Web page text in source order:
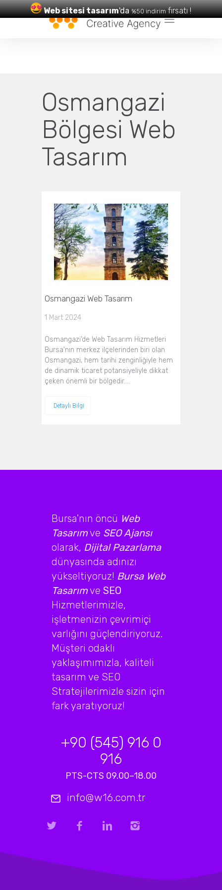
Web sitesi tasarım'da %50 indirim fırsatı !
Web TasarımveSEOHizmetleri
Osmangazi
Bölgesi Web
Tasarım
Osmangazi Web Tasarım
1 Mart 2024
Osmangazi'de Web Tasarım Hizmetleri
Bursa'nın merkez ilçelerinden biri olan
Osmangazi, hem tarihi zenginliğiyle hem
de dinamik ticaret potansiyeliyle dikkat
çeken önemli bir bölgedir.…
Detaylı Bilgi
Bursa'nın öncü Web
Tasarımve SEO Ajansı
olarak, Dijital Pazarlama
dünyasında adınızı
yükseltiyoruz! Bursa Web
Tasarımve SEO
Hizmetlerimizle,
işletmenizin çevrimiçi
varlığını güçlendiriyoruz.
Müşteri odaklı
yaklaşımımızla, kaliteli
tasarım ve SEO
Stratejilerimizle sizin için
fark yaratıyoruz!
+90 (545) 916 0
916
PTS-CTS 09.00–18.00
info@w16.com.tr